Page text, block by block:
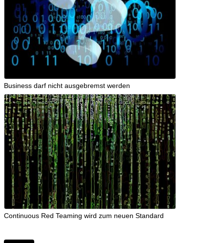
Business darf nicht ausgebremst werden
Continuous Red Teaming wird zum neuen Standard